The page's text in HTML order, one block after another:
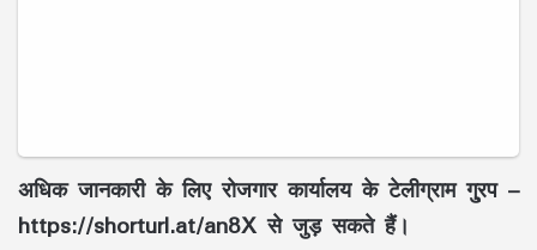
अधिक जानकारी के लिए रोजगार कार्यालय के टेलीग्राम गु्रप –
https://shorturl.at/an8X से जुड़ सकते हैं।